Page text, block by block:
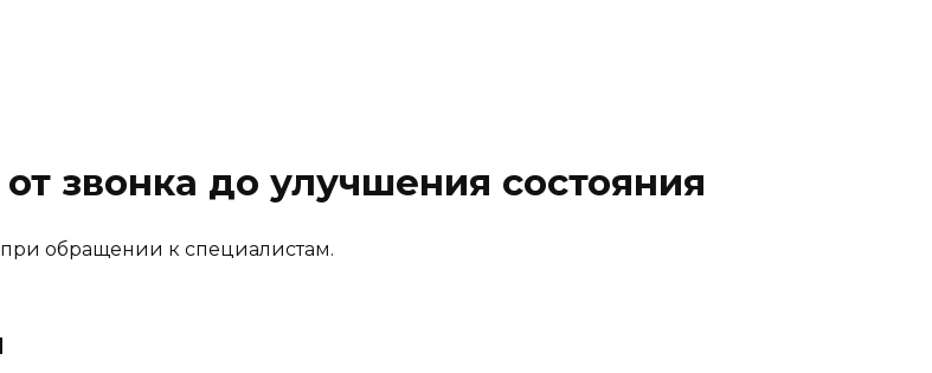
звонка до улучшения состояния
обращении к специалистам.